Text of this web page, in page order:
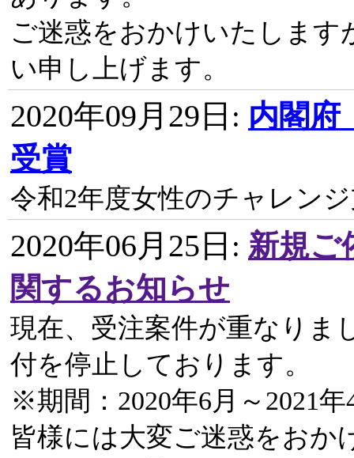
ご迷惑をおかけいたします
い申し上げます。
2020年09月29日 : 内閣府
受賞
令和2年度女性のチャレン
2020年06月25日 : 新規ご
関するお知らせ
現在、受注案件が重なりま
付を停止しております。
※期間：2020年6月～2021年
皆様には大変ご迷惑をおか